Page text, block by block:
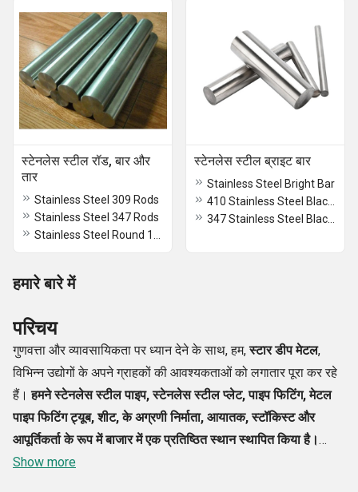
स्टेनलेस स्टील रॉड, बार और
तार
Stainless Steel 309 Rods
Stainless Steel 347 Rods
स्टेनलेस स्टील ब्राइट बार
Stainless Steel Bright Bar
हमारे बारे में
परिचय
गुणवत्ता और व्यावसायिकता पर ध्यान देने के साथ, हम,स्टार डीप मेटल,
विभिन्न उद्योगों के अपने ग्राहकों की आवश्यकताओं को लगातार पूरा कर रहे
हैं।हमने स्टेनलेस स्टील पाइप,स्टेनलेस स्टील प्लेट, पाइप फिटिंग, मेटल
पाइप फिटिंगट्यूब, शीट, के अग्रणी निर्माता, आयातक, स्टॉकिस्टऔर
आपूर्तिकर्ताके रूप में बाजार में एक प्रतिष्ठित स्थान स्थापित किया है।
प्लेट्स, मेटल शीट, मेटल कॉइल, राउंड बार्स, रॉड बार मटेरियल,
Show more